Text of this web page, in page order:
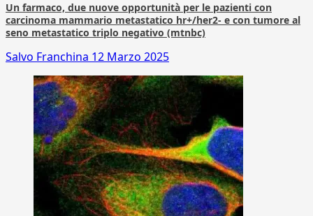
Un farmaco, due nuove opportunità per le pazienti con
carcinoma mammario metastatico hr+/her2- e con tumore al
seno metastatico triplo negativo (mtnbc)
Salvo Franchina 12 Marzo 2025